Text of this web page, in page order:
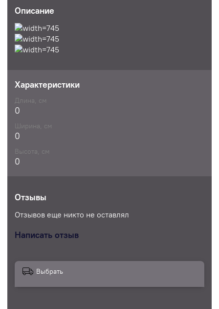
Описание
Характеристики
Длина, см
0
Ширина, см
0
Высота, см
0
Отзывы
Отзывов еще никто не оставлял
Написать отзыв
Выбрать